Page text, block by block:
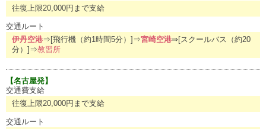
往復上限20,000円まで支給
交通ルート
伊丹空港⇒[飛行機（約1時間5分）]⇒宮崎空港⇒[スクールバス（約20
分）]⇒教習所
【名古屋発】
交通費支給
往復上限20,000円まで支給
交通ルート